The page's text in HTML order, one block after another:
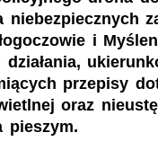
niebezpiecznych
i
przepisy
oraz
pieszym.